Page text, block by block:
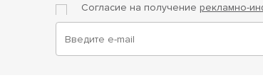
Согласие на получение рекламно-